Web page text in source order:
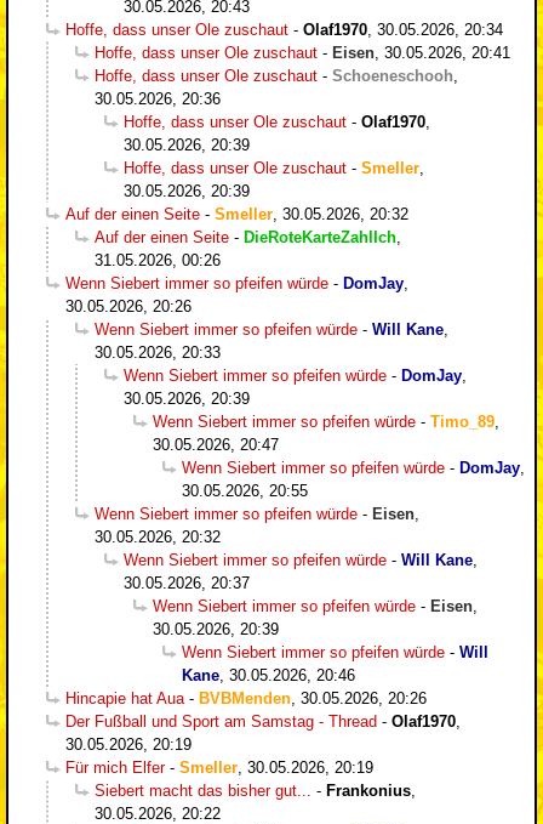
30.05.2026, 20:43
Hoffe, dass unser Ole zuschaut - Olaf1970 30.05.2026, 20:34
Hoffe, dass unser Ole zuschaut - Eisen 30.05.2026, 20:41
Hoffe, dass unser Ole zuschaut - Schoeneschooh
30.05.2026, 20:36
Hoffe, dass unser Ole zuschaut - Olaf1970
30.05.2026, 20:39
Hoffe, dass unser Ole zuschaut - Smeller
30.05.2026, 20:39
Auf der einen Seite - Smeller 30.05.2026, 20:32
Auf der einen Seite - DieRoteKarteZahlIch
31.05.2026, 00:26
Wenn Siebert immer so pfeifen würde - DomJay
30.05.2026, 20:26
Wenn Siebert immer so pfeifen würde - Will Kane
30.05.2026, 20:33
Wenn Siebert immer so pfeifen würde - DomJay
30.05.2026, 20:39
Wenn Siebert immer so pfeifen würde - Timo_89
30.05.2026, 20:47
Wenn Siebert immer so pfeifen würde - DomJay
30.05.2026, 20:55
Wenn Siebert immer so pfeifen würde - Eisen
30.05.2026, 20:32
Wenn Siebert immer so pfeifen würde - Will Kane
30.05.2026, 20:37
Wenn Siebert immer so pfeifen würde - Eisen
30.05.2026, 20:39
Wenn Siebert immer so pfeifen würde - Will
Kane 30.05.2026, 20:46
Hincapie hat Aua - BVBMenden 30.05.2026, 20:26
Der Fußball und Sport am Samstag - Thread - Olaf1970
30.05.2026, 20:19
Für mich Elfer- Smeller 30.05.2026, 20:19
Siebert macht das bisher gut...
- Frankonius
30.05.2026, 20:22